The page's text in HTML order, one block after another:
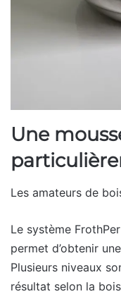
Une
Les amateurs de
Le système
permet d’obtenir
Plusieurs niveaux
résultat selon la